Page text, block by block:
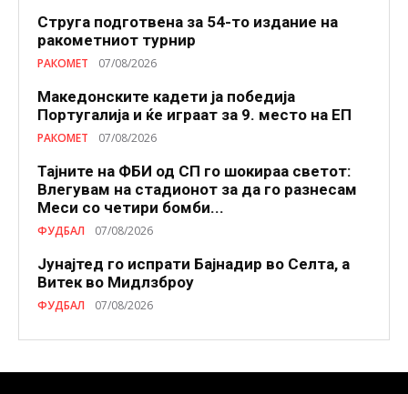
Струга подготвена за 54-то издание на
ракометниот турнир
РАКОМЕТ 07/08/2026
Македонските кадети ја победија
Португалија и ќе играат за 9. место на ЕП
РАКОМЕТ 07/08/2026
Тајните на ФБИ од СП го шокираа светот:
Влегувам на стадионот за да го разнесам
Меси со четири бомби...
ФУДБАЛ 07/08/2026
Јунајтед го испрати Бајнадир во Селта, а
Витек во Мидлзброу
ФУДБАЛ 07/08/2026